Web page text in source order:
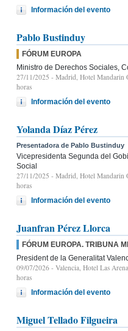
Información del evento
Pablo Bustinduy
FÓRUM EUROPA
Ministro de Derechos Sociales,
27/11/2025 - Madrid, Hotel Mandarin
horas
Información del evento
Yolanda Díaz Pérez
Presentadora de Pablo Bustinduy
Vicepresidenta Segunda del
Social
27/11/2025 - Madrid, Hotel Mandarin
horas
Información del evento
Juanfran Pérez Llorca
FÓRUM EUROPA. TRIBUNA
President de la Generalitat
09/07/2026 - Valencia, Hotel Las
horas
Información del evento
Miguel Tellado Filgueira